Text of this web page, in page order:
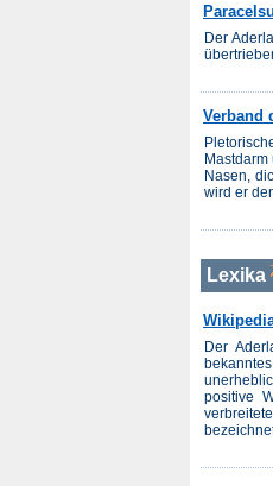
Der
Verband
Nasen,
wird er den
Lexika
Der
positive